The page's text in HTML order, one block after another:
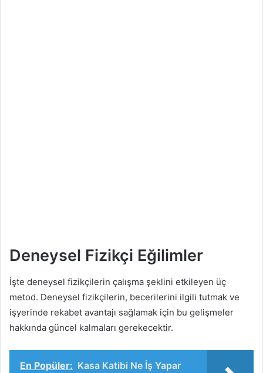
Deneysel Fizikçi Eğilimler
İşte deneysel fizikçilerin çalışma şeklini etkileyen üç
metod. Deneysel fizikçilerin, becerilerini ilgili tutmak ve
işyerinde rekabet avantajı sağlamak için bu gelişmeler
hakkında güncel kalmaları gerekecektir.
En Popüler: Kasa Katibi Ne İş Yapar